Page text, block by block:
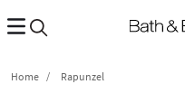
Rapunzel